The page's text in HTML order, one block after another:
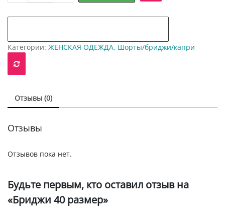
quantity
Категории: ЖЕНСКАЯ ОДЕЖДА, Шорты/бриджи/капри
Отзывы (0)
Отзывы
Отзывов пока нет.
Будьте первым, кто оставил отзыв на
«Бриджи 40 размер»